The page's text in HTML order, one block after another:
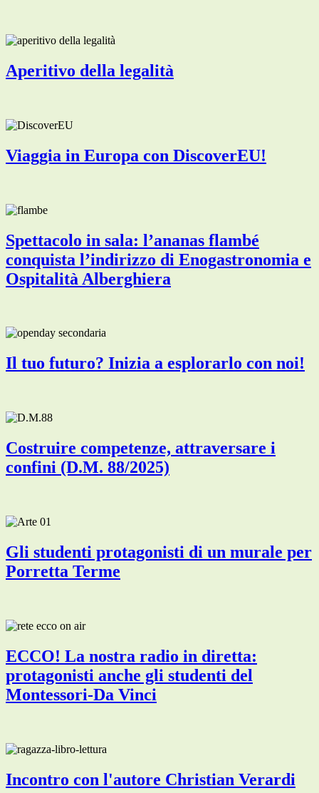
Aperitivo della legalità
Viaggia in Europa con DiscoverEU!
Spettacolo in sala: l’ananas flambé
conquista l’indirizzo di Enogastronomia e
Ospitalità Alberghiera
Il tuo futuro? Inizia a esplorarlo con noi!
Costruire competenze, attraversare i
confini (D.M. 88/2025)
Gli studenti protagonisti di un murale per
Porretta Terme
ECCO! La nostra radio in diretta:
protagonisti anche gli studenti del
Montessori-Da Vinci
Incontro con l'autore Christian Verardi